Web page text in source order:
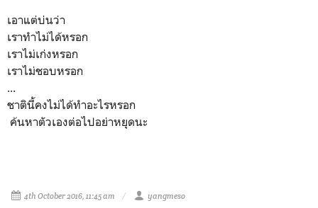
เอาแต่บ่นว่า
เราทำไม่ได้หรอก
เราไม่เก่งหรอก
เราไม่ชอบหรอก
...
ชาตินี้คงไม่ได้ทำอะไรหรอก
ค้นหาตัวเองต่อไปอย่าหยุดนะ
4th October 2016, 11:45 am yangmeso